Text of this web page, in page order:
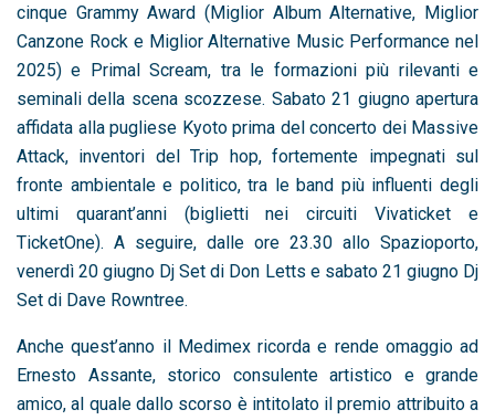
cinque Grammy Award (Miglior Album Alternative, Miglior
Canzone Rock e Miglior Alternative Music Performance nel
2025) e Primal Scream, tra le formazioni più rilevanti e
seminali della scena scozzese. Sabato 21 giugno apertura
affidata alla pugliese Kyoto prima del concerto dei Massive
Attack, inventori del Trip hop, fortemente impegnati sul
fronte ambientale e politico, tra le band più influenti degli
ultimi quarant’anni (biglietti nei circuiti Vivaticket e
TicketOne). A seguire, dalle ore 23.30 allo Spazioporto,
venerdì 20 giugno Dj Set di Don Letts e sabato 21 giugno Dj
Set di Dave Rowntree.
Anche quest’anno il Medimex ricorda e rende omaggio ad
Ernesto Assante, storico consulente artistico e grande
amico, al quale dallo scorso è intitolato il premio attribuito a